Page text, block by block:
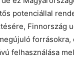
potenciállal
Finnország
felhasználása